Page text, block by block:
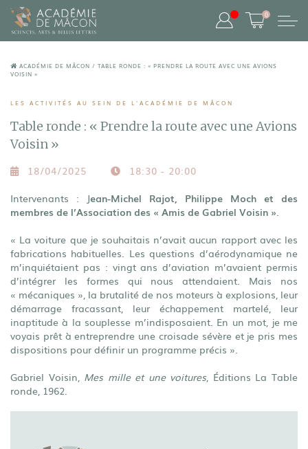
0
ACADÉMIE DE MÂCON / TABLE RONDE : « PRENDRE LA ROUTE AVEC UNE AVIONS
VOISIN »
LES ACTIVITÉS AU SEIN DE L'ACADÉMIE DE MÂCON
Table ronde : « Prendre la route avec une Avions
Voisin »
18/04/2025
18:30 - 20:00
Intervenants : Jean-Michel Rajot, Philippe Moch et des
membres de l’Association des « Amis de Gabriel Voisin ».
« La voiture que je souhaitais n’avait aucun rapport avec les
fabrications habituelles. Les questions d’aérodynamique ne
m’inquiétaient pas : vingt ans d’aviation m’avaient permis
d’intégrer les formes qui nous attendaient. Mais nos
« mécaniques », la brutalité de nos moteurs à explosions, leur
démarrage fracassant, leur échappement martelé, leur
inaptitude à la souplesse m’indisposaient. En un mot, je me
voyais prêt à entreprendre une croisade sévère et je pris mes
dispositions pour définir un programme précis ».
Gabriel Voisin, Mes mille et une voitures, Éditions La Table
ronde, 1962.